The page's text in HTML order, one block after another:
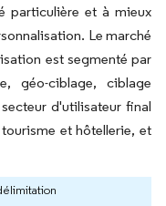
particulière et à mieux
Le marché
est segmenté par
géo-ciblage, ciblage
d'utilisateur final
et hôtellerie, et